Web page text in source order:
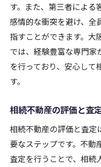
す。また、第三者による
感情的な衝突を避け、全
指すことができます。大
では、経験豊富な専門家
を行っており、安心して
す。
相続不動産の評価と査
相続不動産の評価と査
要なステップです。不動
査定を行うことで、相続